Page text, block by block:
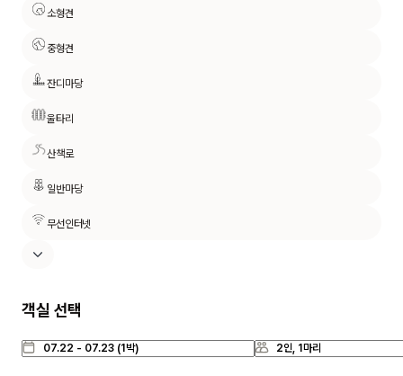
소형견
중형견
잔디마당
울타리
산책로
일반마당
무선인터넷
객실 선택